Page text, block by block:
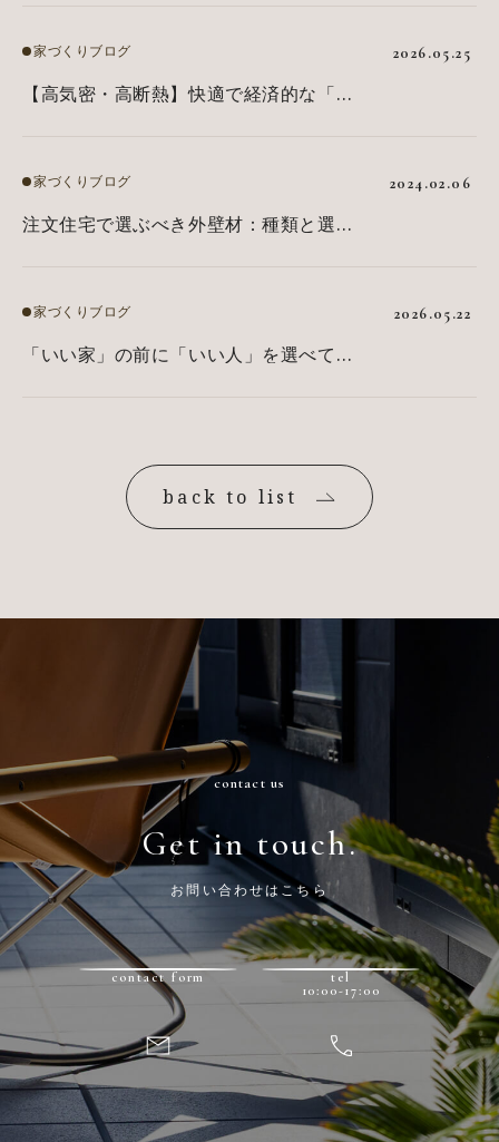
【高気密・高断熱】快適で経済的な「省
家づくりブログ 2026.05.25
注文住宅で選ぶべき外壁材：種類と選び
家づくりブログ 2024.02.06
「いい家」の前に「いい人」を選べてい
家づくりブログ 2026.05.22
back to list
contact us
Get in touch.
お問い合わせはこちら
contact form
tel
10:00-17:00